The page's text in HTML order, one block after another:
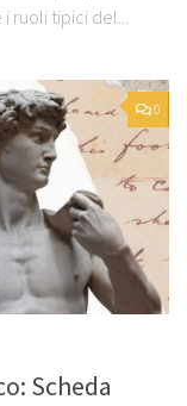
tipici del...
0
Scheda